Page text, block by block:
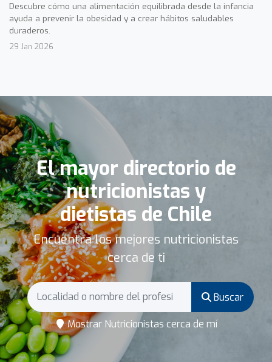
Descubre cómo una alimentación equilibrada desde la infancia
ayuda a prevenir la obesidad y a crear hábitos saludables
duraderos.
29 Jan 2026
El mayor directorio de
nutricionistas y
dietistas de Chile
Encuentra los mejores nutricionistas
cerca de ti
Buscar
Mostrar Nutricionistas cerca de mí